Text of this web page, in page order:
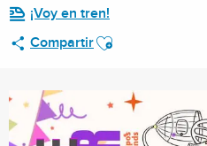
¡Voy en tren!
CompartirAjouter aux favoris